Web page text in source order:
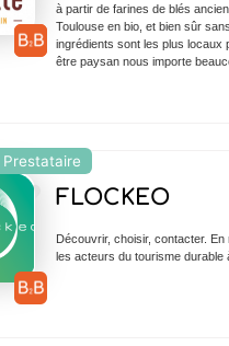
à partir de farines de blés
Toulouse en bio, et bien sûr
ingrédients sont les plus locaux
être paysan nous importe
Prestataire
FLOCKEO
Découvrir, choisir, contacter.
les acteurs du tourisme durable